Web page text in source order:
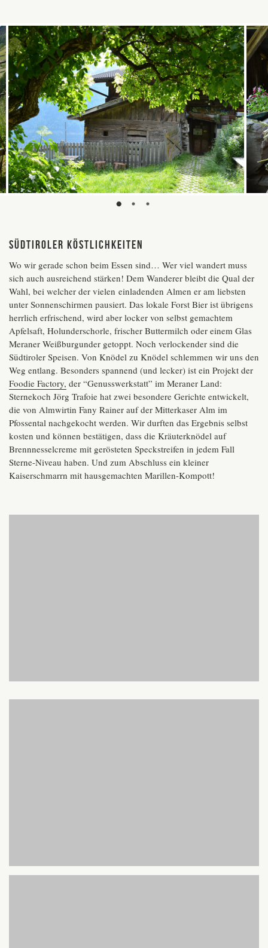
Südtiroler Köstlichkeiten
Wo wir gerade schon beim Essen sind… Wer viel wandert muss
sich auch ausreichend stärken! Dem Wanderer bleibt die Qual der
Wahl, bei welcher der vielen einladenden Almen er am liebsten
unter Sonnenschirmen pausiert. Das lokale Forst Bier ist übrigens
herrlich erfrischend, wird aber locker von selbst gemachtem
Apfelsaft, Holunderschorle, frischer Buttermilch oder einem Glas
Meraner Weißburgunder getoppt. Noch verlockender sind die
Südtiroler Speisen. Von Knödel zu Knödel schlemmen wir uns den
Weg entlang. Besonders spannend (und lecker) ist ein Projekt der
Foodie Factory, der “Genusswerkstatt” im Meraner Land:
Sternekoch Jörg Trafoie hat zwei besondere Gerichte entwickelt,
die von Almwirtin Fany Rainer auf der Mitterkaser Alm im
Pfossental nachgekocht werden. Wir durften das Ergebnis selbst
kosten und können bestätigen, dass die Kräuterknödel auf
Brennnesselcreme mit gerösteten Speckstreifen in jedem Fall
Sterne-Niveau haben. Und zum Abschluss ein kleiner
Kaiserschmarrn mit hausgemachten Marillen-Kompott!